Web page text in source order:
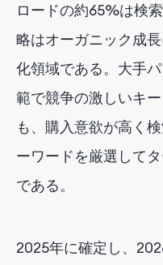
ロードの約65%は検
略はオーガニック成
化領域である。大手
範で競争の激しいキ
も、購入意欲が高く
ーワードを厳選して
である。
2025年に確定し、